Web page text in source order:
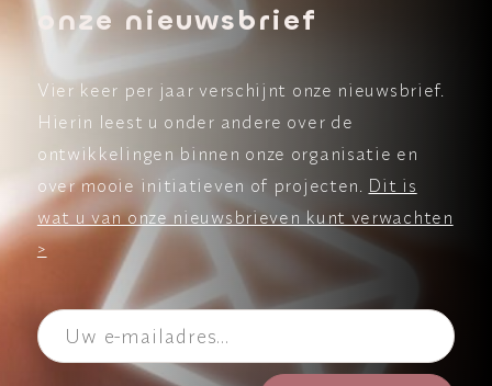
onze nieuwsbrief
Vier keer per jaar verschijnt onze nieuwsbrief.
Hierin leest u onder andere over de
ontwikkelingen binnen onze organisatie en
over mooie initiatieven of projecten. Dit is
wat u van onze nieuwsbrieven kunt verwachten
>